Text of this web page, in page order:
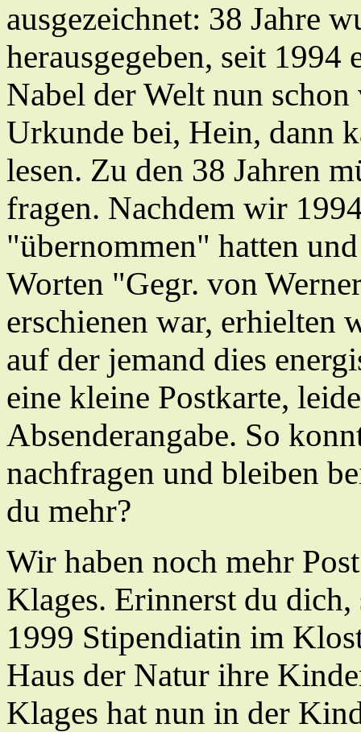
ausgezeichnet: 38 Jahre
herausgegeben, seit
Nabel der Welt nun
Urkunde bei, Hein, dann
lesen. Zu den 38 Jahren
fragen. Nachdem wir
"übernommen" hatten
Worten "Gegr. von
erschienen war, erhielten
auf der jemand dies
eine kleine Postkarte,
Absenderangabe. So
nachfragen und bleiben
du mehr?
Wir haben noch mehr
Klages. Erinnerst du
1999 Stipendiatin im
Haus der Natur ihre
Klages hat nun in der